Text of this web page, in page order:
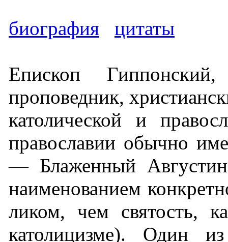
биография цитаты
Епископ
проповедник,
католической и
православии обычно
— Блаженный
наименованием
ликом, чем святость,
католицизме). Один